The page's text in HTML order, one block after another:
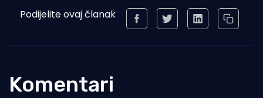
Podijelite ovaj članak
Komentari